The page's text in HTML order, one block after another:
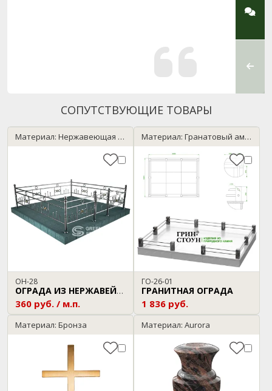
СОПУТСТВУЮЩИЕ ТОВАРЫ
Материал: Нержавеющая сталь
ОН-28
ОГРАДА ИЗ НЕРЖАВЕЙКИ
360 руб. / м.п.
Материал: Гранатовый амфиболит / Нержавейка
ГО-26-01
ГРАНИТНАЯ ОГРАДА
1 836 руб.
Материал: Бронза Материал: Aurora